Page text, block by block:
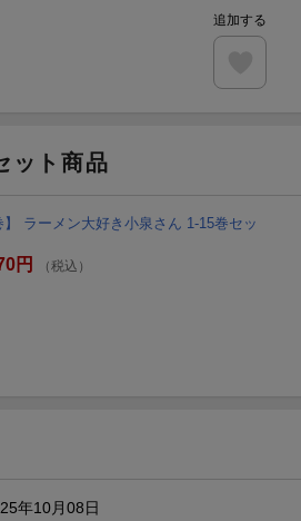
追加する
ット商品
】 ラーメン大好き小泉さん 1-15巻セッ
円 （税込）
年10月08日